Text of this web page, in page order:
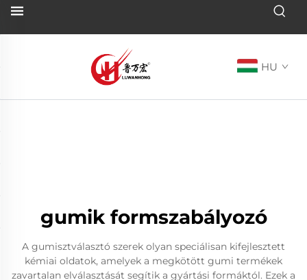
HU
gumik formszabályozó
A gumisztválasztó szerek olyan speciálisan kifejlesztett
kémiai oldatok, amelyek a megkötött gumi termékek
zavartalan elválasztását segítik a gyártási formáktól. Ezek a